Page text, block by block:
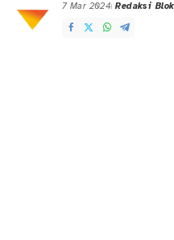
7 Mar 2024
Posted
by
Redaksi